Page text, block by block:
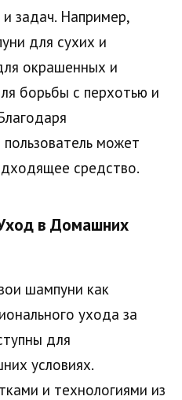
задач. Например,
для сухих и
окрашенных и
борьбы с перхотью и
может
средство.
в Домашних
шампуни как
ухода за
для
условиях.
и технологиями из